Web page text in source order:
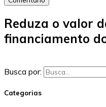
Reduza o valor
financiamento
Busca por:
Categorias